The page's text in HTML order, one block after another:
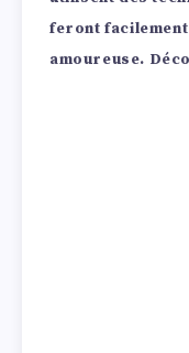
feront
amoureuse.